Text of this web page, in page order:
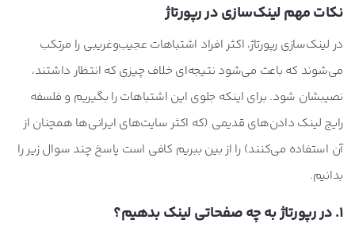
نکات مهم لینک‌سازی در رپورتاژ
در لینک‌سازی رپورتاژ، اکثر افراد اشتباهات عجیب‌وغریبی را مرتکب
می‌شوند که باعث می‌شود نتیجه‌ای خلاف چیزی که انتظار داشتند،
نصیبشان شود. برای اینکه جلوی این اشتباهات را بگیریم و فلسفه
رایج لینک دادن‌های قدیمی (که اکثر سایت‌های ایرانی‌ها همچنان از
آن استفاده می‌کنند) را از بین ببریم کافی است پاسخ چند سوال زیر را
بدانیم.
1. در رپورتاژ به چه صفحاتی لینک بدهیم؟